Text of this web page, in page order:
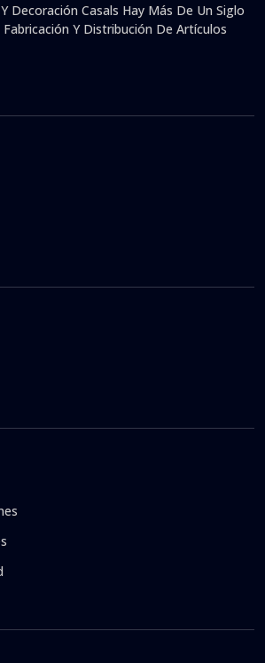
Decoración Casals Hay Más De Un Siglo
Fabricación Y Distribución De Artículos